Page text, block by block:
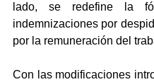
lado, se redefine la
indemnizaciones por
por la remuneración del
Con las modificaciones